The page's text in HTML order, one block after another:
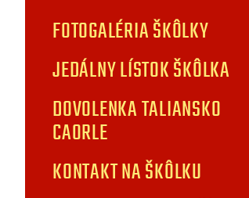
FOTOGALÉRIA ŠKÔLKY
JEDÁLNY LÍSTOK ŠKÔLKA
DOVOLENKA TALIANSKO
CAORLE
KONTAKT NA ŠKÔLKU